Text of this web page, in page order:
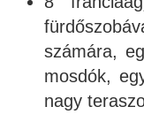
számára,
mosdók,
nagy